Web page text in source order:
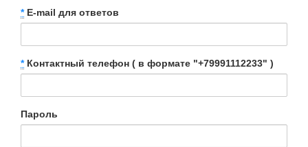
*E-mail для ответов
*Контактный телефон ( в формате "+79991112233" )
Пароль